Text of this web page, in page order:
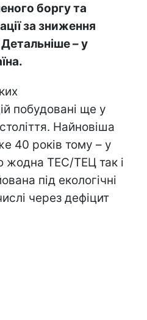
боргу та
за зниження
– у
побудовані ще у
Найновіша
40 років тому – у
жодна ТЕС/ТЕЦ так і
під екологічні
через дефіцит